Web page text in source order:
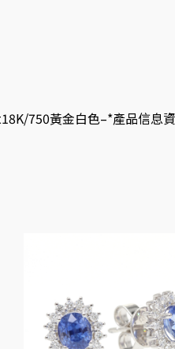
750黃金白色–*產品信息